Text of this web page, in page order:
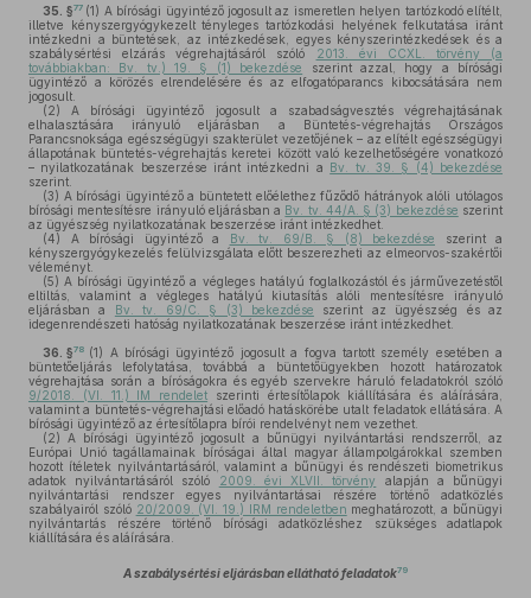
35. §77 (1) A bírósági ügyintéző jogosult az ismeretlen helyen tartózkodó elítélt,
illetve kényszergyógykezelt tényleges tartózkodási helyének felkutatása iránt
intézkedni a büntetések, az intézkedések, egyes kényszerintézkedések és a
szabálysértési elzárás végrehajtásáról szóló
2013. évi CCXL. törvény (a
továbbiakban: Bv. tv.) 19. § (1) bekezdése szerint azzal, hogy a bírósági
ügyintéző a körözés elrendelésére és az elfogatóparancs kibocsátására nem
jogosult.
(2) A bírósági ügyintéző jogosult a szabadságvesztés végrehajtásának
elhalasztására irányuló eljárásban a Büntetés-végrehajtás Országos
Parancsnoksága egészségügyi szakterület vezetőjének – az elítélt egészségügyi
állapotának büntetés-végrehajtás keretei között való kezelhetőségére vonatkozó
– nyilatkozatának beszerzése iránt intézkedni a Bv. tv. 39. § (4) bekezdése
szerint.
(3) A bírósági ügyintéző a büntetett előélethez fűződő hátrányok alóli utólagos
bírósági mentesítésre irányuló eljárásban a Bv. tv. 44/A. § (3) bekezdése szerint
az ügyészség nyilatkozatának beszerzése iránt intézkedhet.
(4) A bírósági ügyintéző a Bv. tv. 69/B. § (8) bekezdése szerint a
kényszergyógykezelés felülvizsgálata előtt beszerezheti az elmeorvos-szakértői
véleményt.
(5) A bírósági ügyintéző a végleges hatályú foglalkozástól és járművezetéstől
eltiltás, valamint a végleges hatályú kiutasítás alóli mentesítésre irányuló
eljárásban a Bv. tv. 69/C. § (3) bekezdése szerint az ügyészség és az
idegenrendészeti hatóság nyilatkozatának beszerzése iránt intézkedhet.
36. §78 (1) A bírósági ügyintéző jogosult a fogva tartott személy esetében a
büntetőeljárás lefolytatása, továbbá a büntetőügyekben hozott határozatok
végrehajtása során a bíróságokra és egyéb szervekre háruló feladatokról szóló
9/2018. (VI. 11.) IM rendelet szerinti értesítőlapok kiállítására és aláírására,
valamint a büntetés-végrehajtási előadó hatáskörébe utalt feladatok ellátására. A
bírósági ügyintéző az értesítőlapra bírói rendelvényt nem vezethet.
(2) A bírósági ügyintéző jogosult a bűnügyi nyilvántartási rendszerről, az
Európai Unió tagállamainak bíróságai által magyar állampolgárokkal szemben
hozott ítéletek nyilvántartásáról, valamint a bűnügyi és rendészeti biometrikus
adatok nyilvántartásáról szóló
2009. évi XLVII. törvény
alapján a bűnügyi
nyilvántartási rendszer egyes nyilvántartásai részére történő adatközlés
szabályairól szóló 20/2009. (VI. 19.) IRM rendeletben meghatározott, a bűnügyi
nyilvántartás részére történő bírósági adatközléshez szükséges adatlapok
kiállítására és aláírására.
A szabálysértési eljárásban ellátható feladatok79